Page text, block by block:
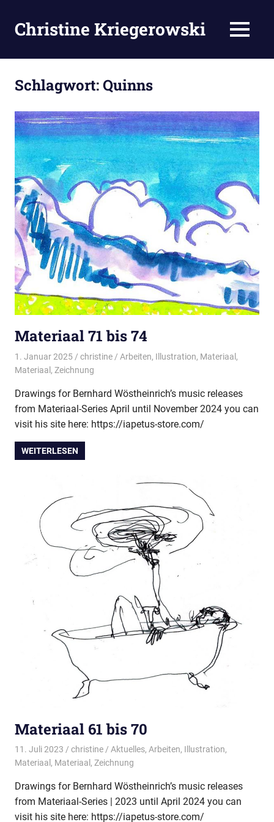
Inhalt
springen
Christine Kriegerowski MENÜ
Schlagwort:Quinns
Materiaal 71 bis 74
1. Januar 2025 christine Arbeiten, Illustration, Materiaal ,
Materiaal , Zeichnung
Drawings for Bernhard Wöstheinrich’s music releases
from Materiaal-Series April until November 2024 you can
visit his site here: https://iapetus-store.com/
WEITERLESEN
Materiaal 61 bis 70
11. Juli 2023 christine Aktuelles, Arbeiten, Illustration,
Materiaal , Materiaal , Zeichnung
Drawings for Bernhard Wöstheinrich’s music releases
from Materiaal-Series | 2023 until April 2024 you can
visit his site here: https://iapetus-store.com/